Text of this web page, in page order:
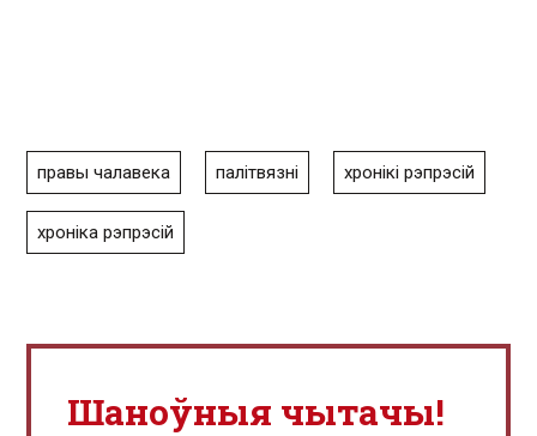
правы чалавека палітвязні хронікі рэпрэсій
хроніка рэпрэсій
Шаноўныя чытачы!